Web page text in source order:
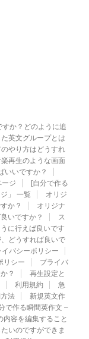
か？どのように追
英文グループとは
やり方はどうすれ
再生のような画面
いいですか？
ジ
[自分で作る
ジ」 一覧
オリジ
か？
オリジナ
いですか？
ス
に行えば良いです
どうすれば良いで
イバシーポリシー
リシー
プライバ
？
再生設定と
利用規約
急
法
新規英文作
で作る瞬間英作文 –
内容を編集すること
いのですができま